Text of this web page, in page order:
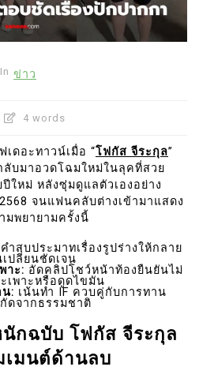
In ข่าว
4 words
ดอะทาวน์เมื่อ “โฟกัส จีระกุล”
บมาอวดโฉมใหม่ในลุคที่สวย
ใหม่ หลังซุ่มดูแลตัวเองอย่าง
จนแฟนคลับต่างเข้ามาแสดง
พยายามครั้งนี้
ำสบประมาทเรื่องรูปร่างให้กลาย
ปลี่ยนชัดเจน
าะ: อัดคลิปโชว์หน้าท้องยืนยันไม่
เพาะหรือดูดไขมัน
: เน้นทำ IF ควบคู่กับการทาน
ดจากธรรมชาติ
กฉบับ โฟกัส จีระกุล
เมนต์ด้านลบ